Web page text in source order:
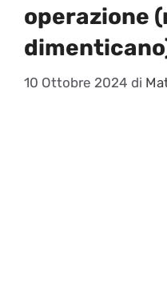
operazione
10 Ottobre 2024 di